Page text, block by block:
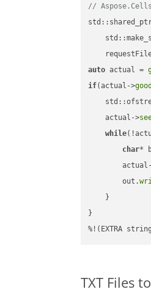
// Aspose.Cells
auto actual =
if(actual->good
    actual->
while
char*
        out.
    }
}
%!(EXTRA
TXT Files